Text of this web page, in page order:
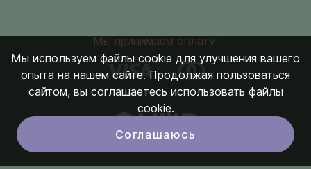
Мы принимаем оплату:
Мы используем файлы cookie для улучшения вашего
опыта на нашем сайте. Продолжая пользоваться
сайтом, вы соглашаетесь использовать файлы
cookie.
Соглашаюсь